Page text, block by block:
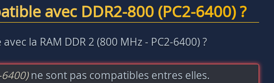
avec DDR2-800 (PC2-6400) ?
la RAM DDR 2 (800 MHz - PC2-6400) ?
ne sont pas compatibles entres elles.